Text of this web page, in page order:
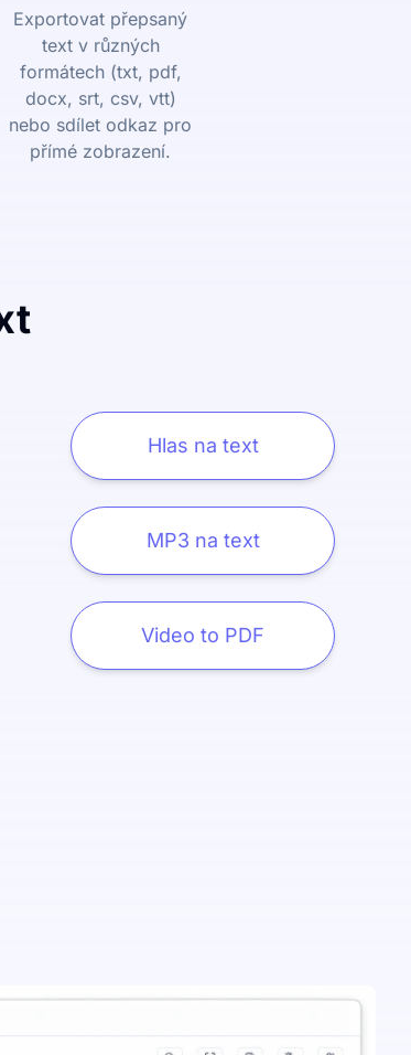
Exportovat přepsaný
text v různých
formátech (txt, pdf,
docx, srt, csv, vtt)
nebo sdílet odkaz pro
přímé zobrazení.
Hlas na text
MP3 na text
Video to PDF